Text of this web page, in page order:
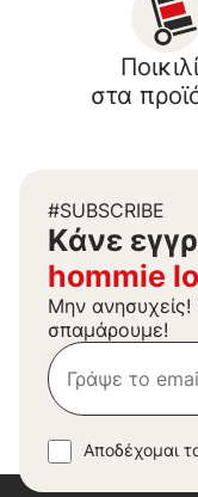
στα
#SUBSCRIBE
Kάνε
hommie
Μην
σπαμάρουμε!
Αποδέχομαι